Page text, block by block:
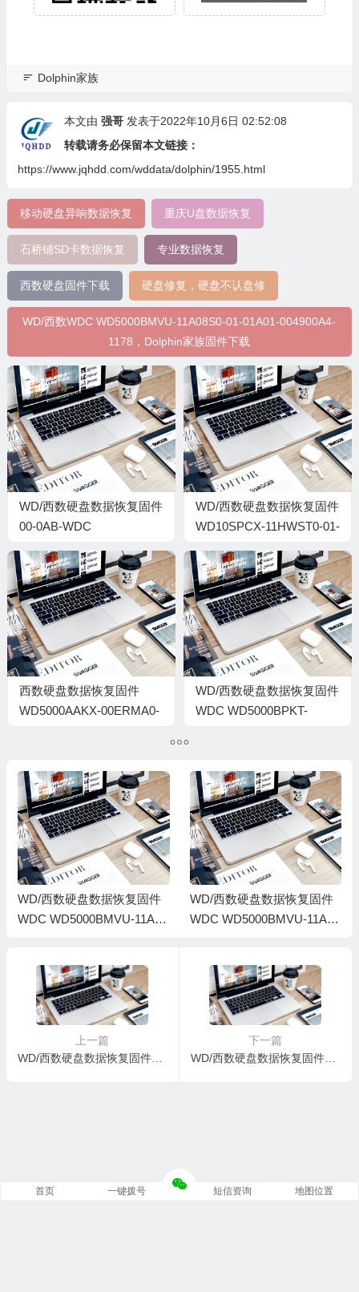
Dolphin家族
本文由 强哥 发表于2022年10月6日 02:52:08
转载请务必保留本文链接：
https://www.jqhdd.com/wddata/dolphin/1955.html
移动硬盘异响数据恢复 重庆U盘数据恢复
石桥铺SD卡数据恢复 专业数据恢复
西数硬盘固件下载 硬盘修复，硬盘不认盘修
WD/西数WDC WD5000BMVU-11A08S0-01-01A01-004900A4-
1178，Dolphin家族固件下载
WD/西数硬盘数据恢复固件
00-0AB-WDC
01A01-WD-
WXC2D23AJ282-
0000000A-2016
WD/西数硬盘数据恢复固件
WD10SPCX-11HWST0-01-
WX21A93N9840-
00070034-H4-1564
西数硬盘数据恢复固件
WD5000AAKX-00ERMA0-
0002000G
WD/西数硬盘数据恢复固件
WDC WD5000BPKT-
00080030-1085
WD/西数硬盘数据恢复固件
WDC WD5000BMVU-11A08
WD/西数硬盘数据恢复固件
WDC WD5000BMVU-11A08
上一篇
WD/西数硬盘数据恢复固件WDC WD5000BMVU-11A08S0-01-01A01-WD-WXN109SE6596-004900A4-1178
下一篇
WD/西数硬盘数据恢复固件WDC WD15EARX-00ZUDB0-80-00A80-WD-WCC1H0295171-0090000A-1988- 771716
首页 一键拨号 短信资询 地图位置